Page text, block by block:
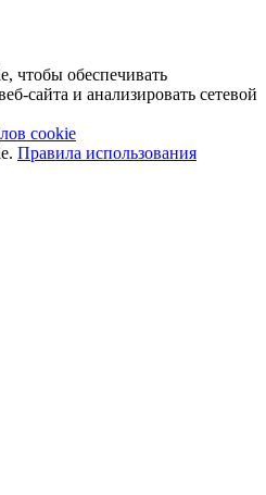
чтобы обеспечивать
сайта и анализировать сетевой
cookie
Правила использования